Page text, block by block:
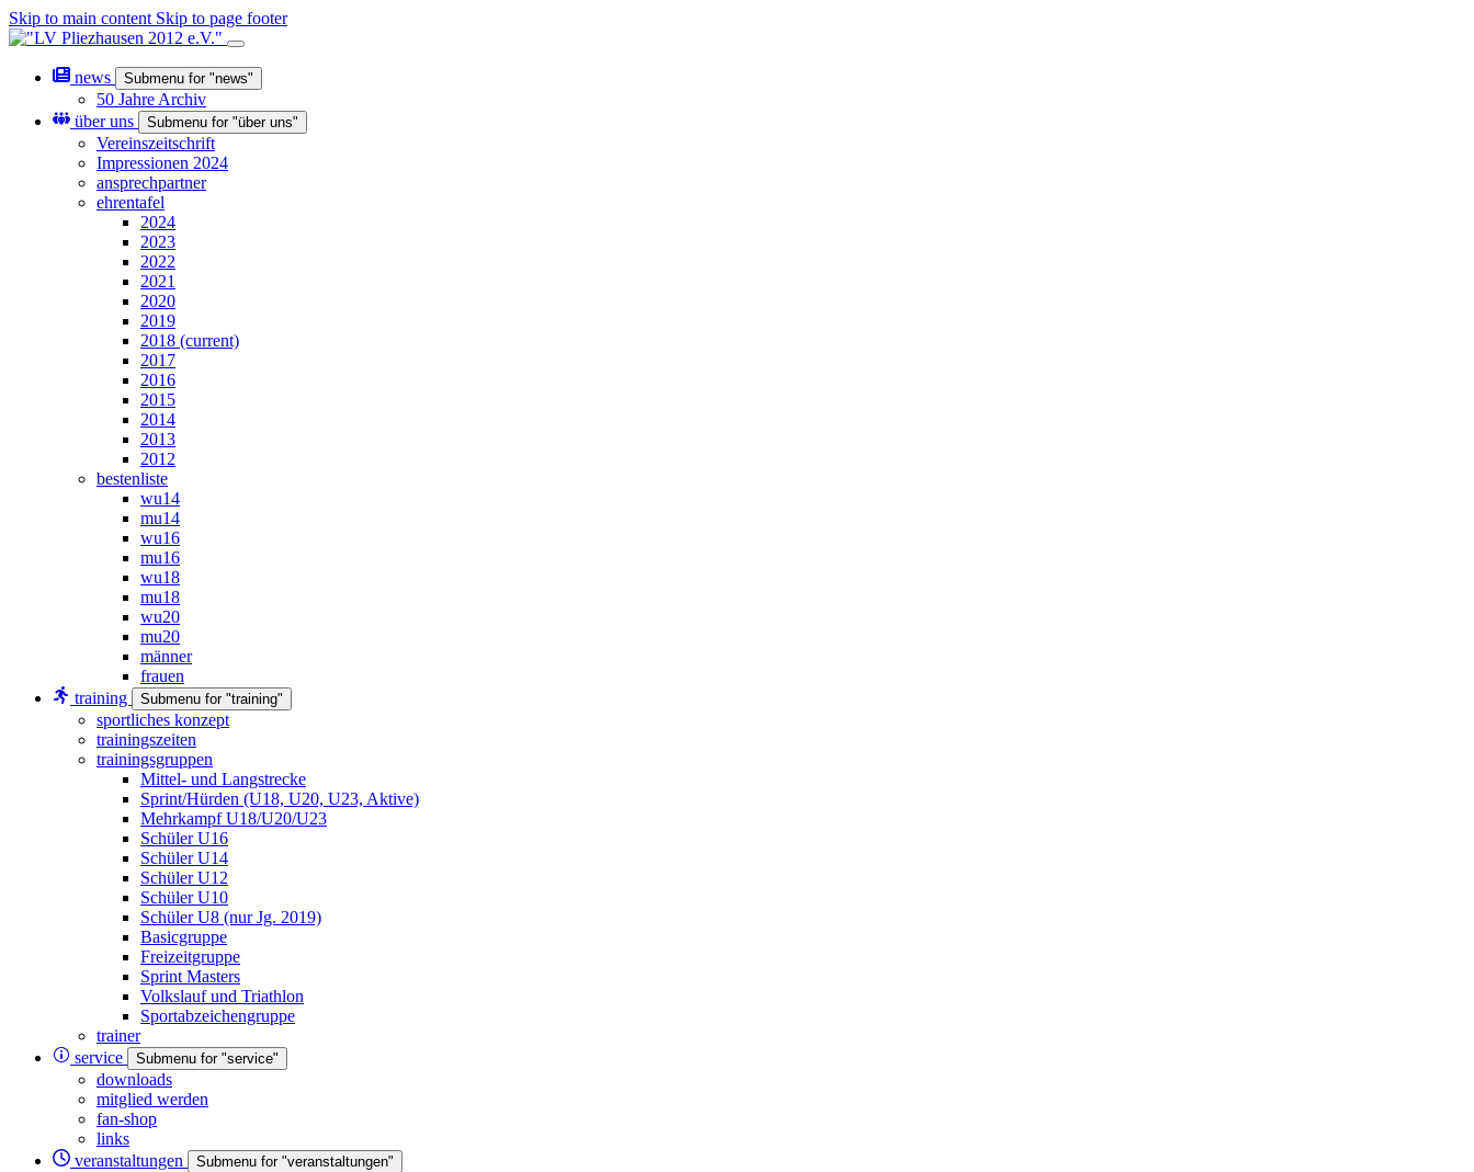
Skip to main content Skip to page footer
news Submenu for "news"
50 Jahre Archiv
über uns
Submenu for "über uns"
Vereinszeitschrift
Impressionen 2024
ansprechpartner
ehrentafel
2024
2023
2022
2021
2020
2019
2018 (current)
2017
2016
2015
2014
2013
2012
bestenliste
wu14
mu14
wu16
mu16
wu18
mu18
wu20
mu20
männer
frauen
training
Submenu for "training"
sportliches konzept
trainingszeiten
trainingsgruppen
Mittel- und Langstrecke
Sprint/Hürden (U18, U20, U23, Aktive)
Mehrkampf U18/U20/U23
Schüler U16
Schüler U14
Schüler U12
Schüler U10
Schüler U8 (nur Jg. 2019)
Basicgruppe
Freizeitgruppe
Sprint Masters
Volkslauf und Triathlon
Sportabzeichengruppe
trainer
service
Submenu for "service"
downloads
mitglied werden
fan-shop
links
veranstaltungen
Submenu for "veranstaltungen"